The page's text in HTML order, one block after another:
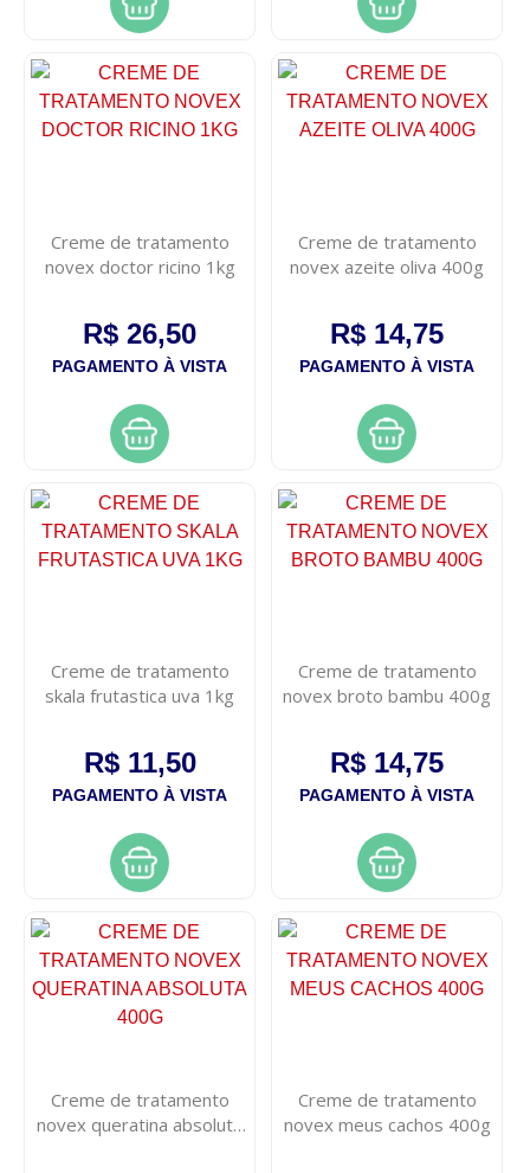
Creme de tratamento
novex doctor ricino 1kg
R$ 26,50
PAGAMENTO À VISTA
Creme de tratamento
novex azeite oliva 400g
R$ 14,75
PAGAMENTO À VISTA
Creme de tratamento
skala frutastica uva 1kg
R$ 11,50
PAGAMENTO À VISTA
Creme de tratamento
novex broto bambu 400g
R$ 14,75
PAGAMENTO À VISTA
Creme de tratamento
novex queratina absoluta
Creme de tratamento
novex meus cachos 400g